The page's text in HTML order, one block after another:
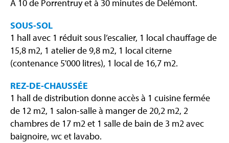
A 10 de Porrentruy et à 30 minutes de Delémont.
SOUS-SOL
1 hall avec 1 réduit sous l’escalier, 1 local chauffage de
15,8 m2, 1 atelier de 9,8 m2, 1 local citerne
(contenance 5'000 litres), 1 local de 16,7 m2.
REZ-DE-CHAUSSÉE
1 hall de distribution donne accès à 1 cuisine fermée
de 12 m2, 1 salon-salle à manger de 20,2 m2, 2
chambres de 17 m2 et 1 salle de bain de 3 m2 avec
baignoire, wc et lavabo.